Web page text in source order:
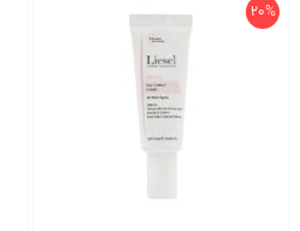
20%